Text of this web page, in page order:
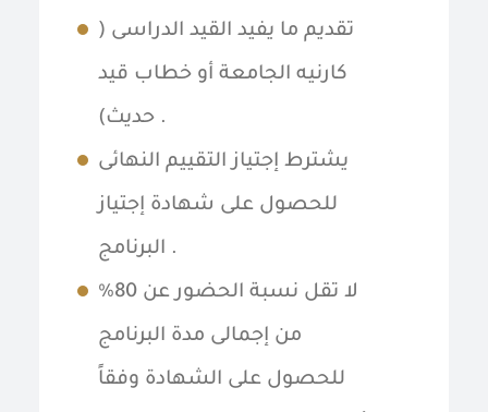
تقديم ما يفيد القيد الدراسى (
كارنيه الجامعة أو خطاب قيد
حديث) .
يشترط إجتياز التقييم النهائى
للحصول على شهادة إجتياز
البرنامج .
لا تقل نسبة الحضور عن 80%
من إجمالى مدة البرنامج
للحصول على الشهادة وفقاً